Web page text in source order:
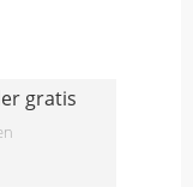
gratis